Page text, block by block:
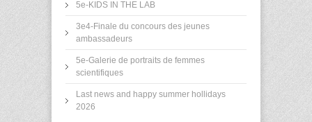
5e-KIDS IN THE LAB
3e4-Finale du concours des jeunes
ambassadeurs
5e-Galerie de portraits de femmes
scientifiques
Last news and happy summer hollidays
2026